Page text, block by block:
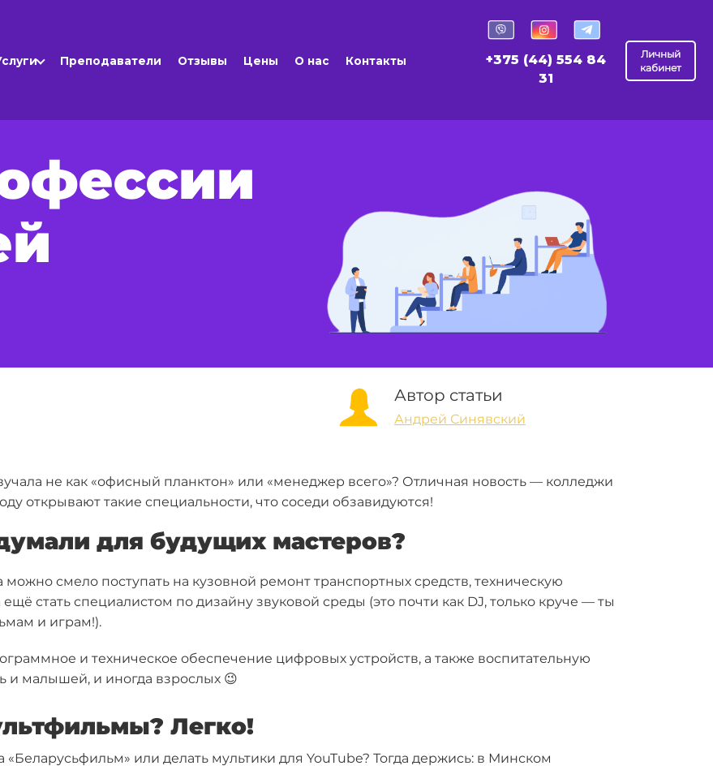
Преподаватели Отзывы Цены О нас Контакты
+375 (44) 554 84
31
Личный
кабинет
Автор статьи
Андрей Синявский
не как «офисный планктон» или «менеджер всего»? Отличная новость — колледжи
открывают такие специальности, что соседи обзавидуются!
для будущих мастеров?
смело поступать на кузовной ремонт транспортных средств, техническую
ещё стать специалистом по дизайну звуковой среды (это почти как DJ, только круче — ты
и играм!).
и техническое обеспечение цифровых устройств, а также воспитательную
и малышей, и иногда взрослых 😉
Легко!
или делать мультики для YouTube? Тогда держись: в Минском